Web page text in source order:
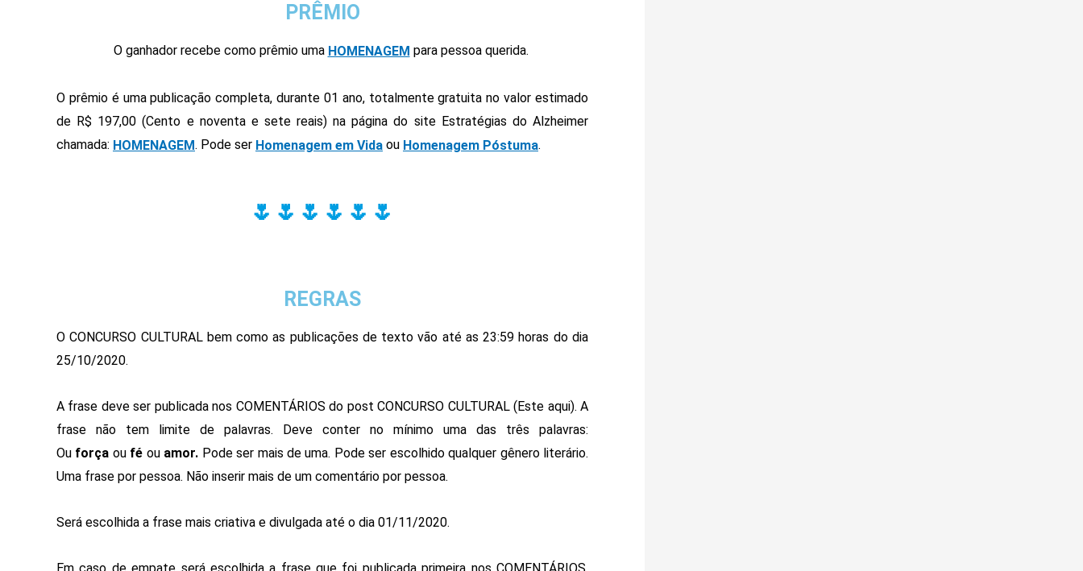
PRÊMIO
O ganhador recebe como prêmio uma HOMENAGEM para pessoa querida.
O prêmio é uma publicação completa, durante 01 ano, totalmente gratuita no valor estimado
de R$ 197,00 (Cento e noventa e sete reais) na página do site Estratégias do Alzheimer
chamada: HOMENAGEM. Pode ser Homenagem em Vida ou Homenagem Póstuma.
🌷🌷🌷🌷🌷🌷
REGRAS
O CONCURSO CULTURAL bem como as publicações de texto vão até as 23:59 horas do dia
25/10/2020.
A frase deve ser publicada nos COMENTÁRIOS do post CONCURSO CULTURAL (Este aqui). A
frase não tem limite de palavras. Deve conter no mínimo uma das três palavras:
Ou força ou fé ou amor. Pode ser mais de uma. Pode ser escolhido qualquer gênero literário.
Uma frase por pessoa. Não inserir mais de um comentário por pessoa.
Será escolhida a frase mais criativa e divulgada até o dia 01/11/2020.